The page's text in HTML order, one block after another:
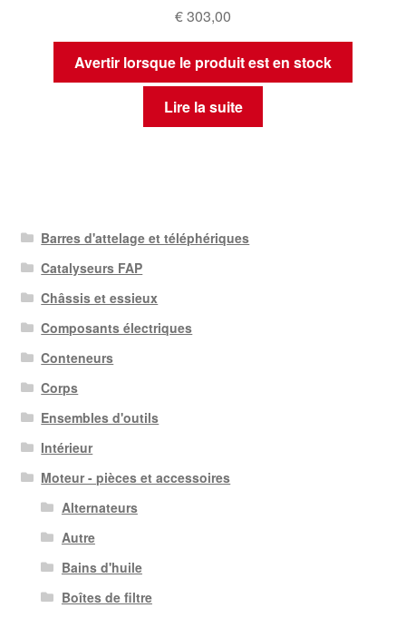
€303,00
Avertir lorsque le produit est en stock
Lire la suite
Barres d'attelage et téléphériques
Catalyseurs FAP
Châssis et essieux
Composants électriques
Conteneurs
Corps
Ensembles d'outils
Intérieur
Moteur - pièces et accessoires
Alternateurs
Autre
Bains d'huile
Boîtes de filtre